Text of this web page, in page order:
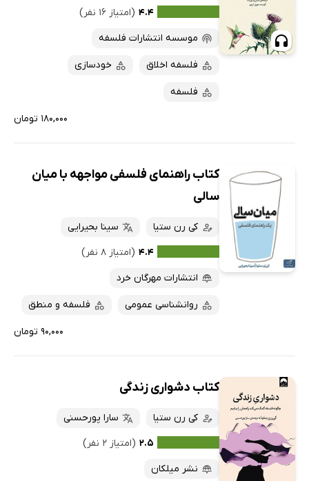
۴.۴ (امتیاز ۱۶ نفر)
موسسه انتشارات فلسفه
فلسفه اخلاق خودسازی
فلسفه
۱۸۰,۰۰۰ تومان
کتاب راهنمای فلسفی مواجهه با میان
سالی
کی رن ستیا
سینا بحیرایی
۴.۴ (امتیاز ۸ نفر)
انتشارات مهرگان خرد
روانشناسی عمومی فلسفه و منطق
۹۰,۰۰۰ تومان
کتاب دشواری زندگی
کی رن ستیا
سارا پورحسنی
۲.۵ (امتیاز ۲ نفر)
نشر میلکان